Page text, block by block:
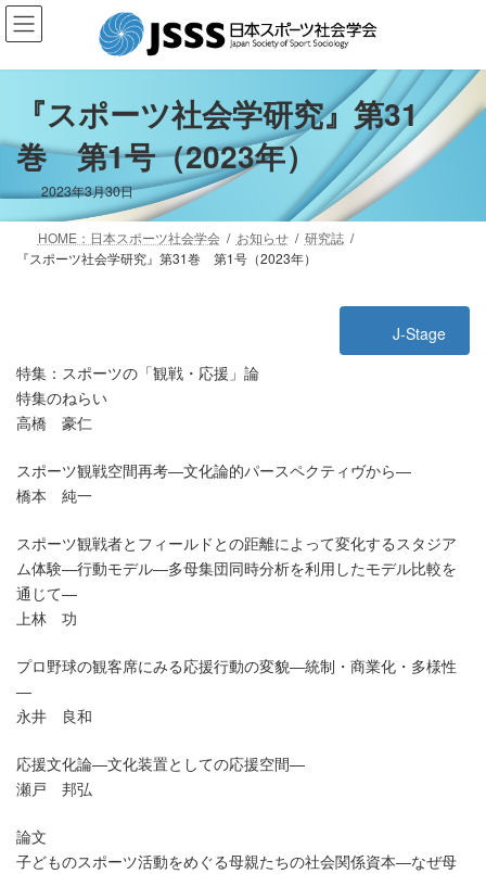
コ
ン
ス
ッ
ナ
ビ
ン
移
『スポーツ社会学研究』第31
巻 第1号（2023年）
2023年3月30日
HOME：日本スポーツ社会学会 お知らせ
研究誌
『スポーツ社会学研究』第31巻 第1号（2023年）
J-Stage
特集：スポーツの「観戦・応援」論
特集のねらい
高橋 豪仁
スポーツ観戦空間再考―文化論的パースペクティヴから―
橋本 純一
スポーツ観戦者とフィールドとの距離によって変化するスタジア
ム体験―行動モデル―多母集団同時分析を利用したモデル比較を
通じて―
上林 功
プロ野球の観客席にみる応援行動の変貌―統制・商業化・多様性
―
永井 良和
応援文化論―文化装置としての応援空間―
瀬戸 邦弘
論文
子どものスポーツ活動をめぐる母親たちの社会関係資本―なぜ母